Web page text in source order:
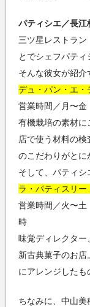
パティシエ／長江
三ツ星レストラ
とでシェフパティ
そんな彼女が紹介
デュ・パン・エ・
営業時間／月〜
有機栽培の素材に
店で使う材料の
のこだわりがとに
そして、パティ
ラ・パティスリー
営業時間／火〜
時
味覚ディレクター
新古典菓子のお
にアレンジしたも
ちなみに、中山美